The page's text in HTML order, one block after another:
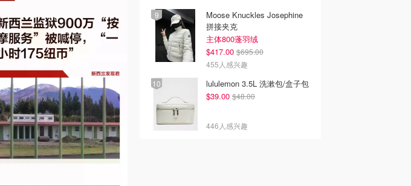
Moose Knuckles Josephine
拼接夹克
主体800蓬羽绒
$417.00 $695.00
455人感兴趣
lululemon 3.5L 洗漱包/盒子包
$39.00 $48.00
446人感兴趣